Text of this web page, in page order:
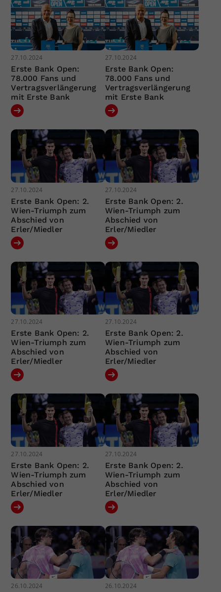
27.10.2024
Erste Bank Open:
78.000 Fans und
Vertragsverlängerung
mit Erste Bank
27.10.2024
Erste Bank Open:
78.000 Fans und
Vertragsverlängerung
mit Erste Bank
27.10.2024
Erste Bank Open: 2.
Wien-Triumph zum
Abschied von
Erler/Miedler
27.10.2024
Erste Bank Open: 2.
Wien-Triumph zum
Abschied von
Erler/Miedler
27.10.2024
Erste Bank Open: 2.
Wien-Triumph zum
Abschied von
Erler/Miedler
27.10.2024
Erste Bank Open: 2.
Wien-Triumph zum
Abschied von
Erler/Miedler
27.10.2024
Erste Bank Open: 2.
Wien-Triumph zum
Abschied von
Erler/Miedler
27.10.2024
Erste Bank Open: 2.
Wien-Triumph zum
Abschied von
Erler/Miedler
26.10.2024 26.10.2024